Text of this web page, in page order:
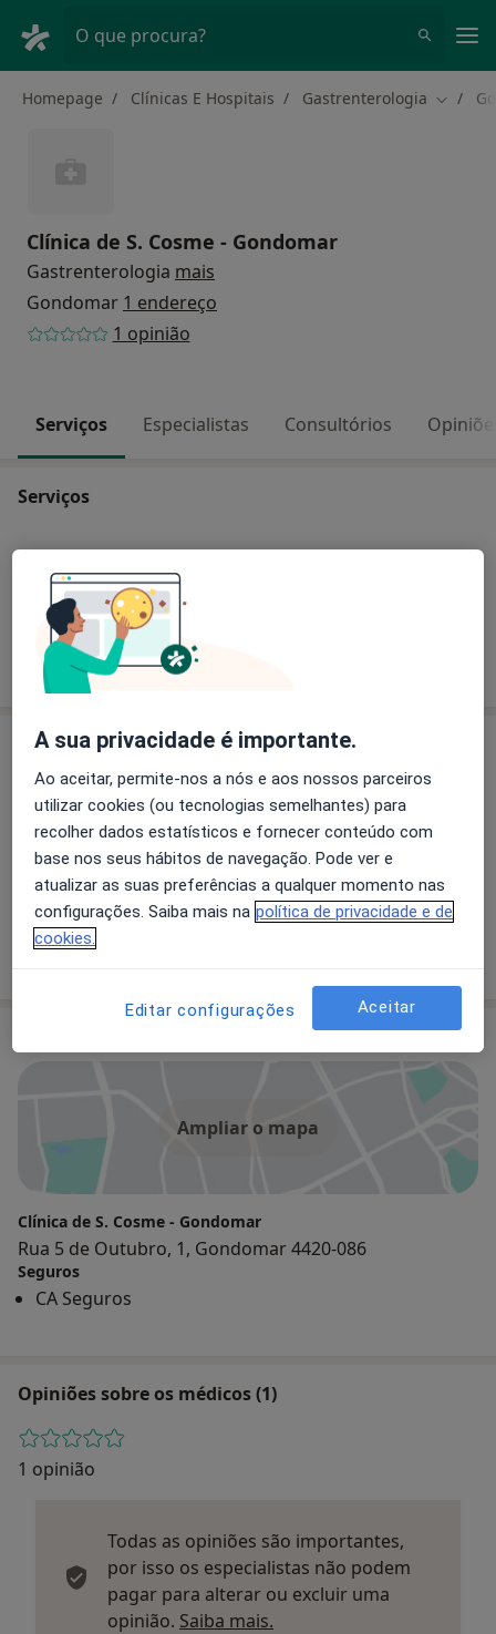
O que procura?
Homepage Clínicas E Hospitais Gastrenterologia Mudar
Clínica de S. Cosme - Gondomar
Gastrenterologia mais
Gondomar 1 endereço
1 opinião
Serviços Especialistas Consultórios
Serviços
Primeira consulta Podologia
Como mostramos os preços?
Especialistas
Gastroenterologista
Dra. Maria Céu Salgado
Gastroenterologista
Ampliar o mapa
Clínica de S. Cosme - Gondomar
Rua 5 de Outubro, 1, Gondomar 4420-086
Seguros
CA Seguros
Opiniões sobre os médicos (1)
1 opinião
Todas as opiniões são importantes,
por isso os especialistas não podem
pagar para alterar ou excluir uma
opinião. Saiba mais.
A sua privacidade é importante.
Ao aceitar, permite-nos a nós e aos nossos parceiros
utilizar cookies (ou tecnologias semelhantes) para
recolher dados estatísticos e fornecer conteúdo com
base nos seus hábitos de navegação. Pode ver e
atualizar as suas preferências a qualquer momento nas
configurações. Saiba mais na política de privacidade e de
cookies.
Editar configurações Aceitar